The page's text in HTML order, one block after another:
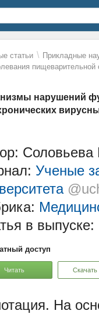
статьи \ Прикладные
пищеварительной
нарушений
Соловьева
Ученые
в выпуске:
доступ
Читать Скачать
На